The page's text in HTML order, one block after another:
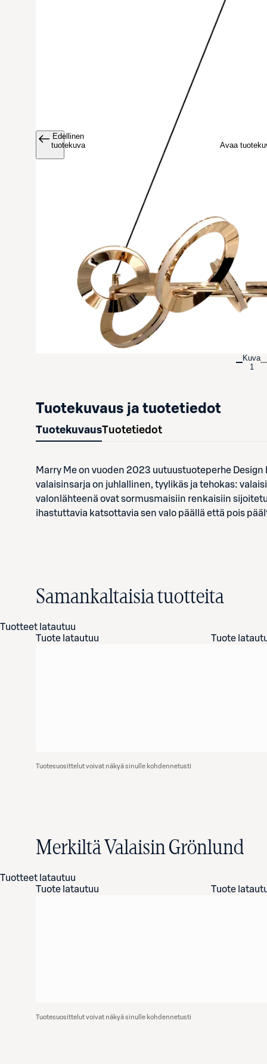
Avaa
Edellinen
tuotekuva
Kuva
1
Tuotekuvaus ja tuotetiedot
TuotekuvausTuotetiedot
Marry Me on vuoden 2023 uutuustuoteperhe
valaisinsarja on juhlallinen, tyylikäs ja tehokas:
valonlähteenä ovat sormusmaisiin renkaisiin
ihastuttavia katsottavia sen valo päällä että pois
Samankaltaisia tuotteita
Tuotteet latautuu
Tuote latautuu
Tuote
Tuotesuosittelut voivat näkyä sinulle kohdennetusti
Merkiltä Valaisin Grönlund
Tuotteet latautuu
Tuote latautuu
Tuote
Tuotesuosittelut voivat näkyä sinulle kohdennetusti